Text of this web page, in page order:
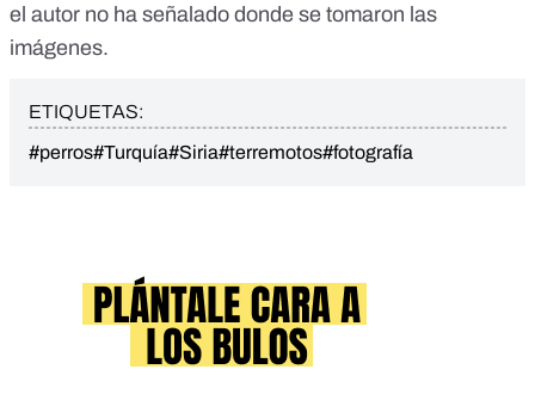
el autor no ha señalado donde se tomaron las
imágenes.
ETIQUETAS:
#perros#Turquía#Siria#terremotos#fotografía